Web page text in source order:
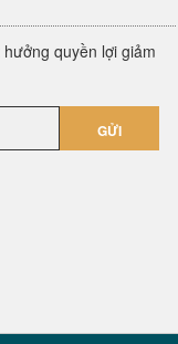
quyền lợi giảm
GỬI